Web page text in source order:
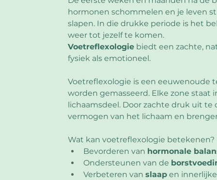
hormonen schommelen en je leven
slapen. In die drukke periode is het
weer tot jezelf te komen.
Voetreflexologie biedt een zachte,
fysiek als emotioneel.
Voetreflexologie is een eeuwenoude
worden gemasseerd. Elke zone
lichaamsdeel. Door zachte druk uit
vermogen van het lichaam en
Wat kan voetreflexologie betekenen?
Bevorderen van hormonale
Ondersteunen van de
Verbeteren van slaap en